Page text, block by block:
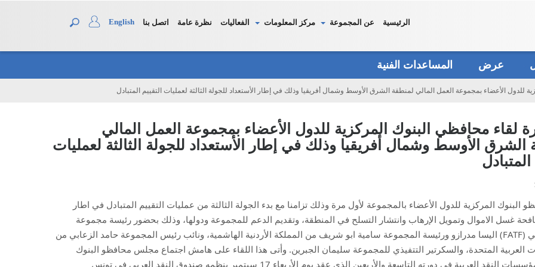
الرئيسية
عن المجموعة مركز المعلومات الفعاليات نظرة عامة اتصل بنا English
عرض المساعدات الفنية
للدول الأعضاء بمجموعة العمل المالي لمنطقة الشرق الأوسط وشمال أفريقيا وذلك في إطار الأستعداد للجولة الثالثة لعمليات التقييم المتبادل
لقاء محافظي البنوك المركزية للدول الأعضاء بمجموعة العمل المالي
الشرق الأوسط وشمال أفريقيا وذلك في إطار الأستعداد للجولة الثالثة لعمليات
البنوك المركزية للدول الأعضاء بالمجموعة لأول مرة وذلكتزامنا مع بدء الجولة الثالثة من عمليات التقييم المتبادل في اطار
غسل الاموال وتمويل الإرهاب وانتشار التسلح في المنطقة، وتقديم الدعم للمجموعة ودولها، وذلك بحضور رئيسة مجموعة
(
FATF
) اليسا مدرازو ورئيسة المجموعة سامية ابو شريف من المملكة الأردنية الهاشمية، ونائب رئيس المجموعة حامد الزعابي من
العربية المتحدة، والسكرتير التتفيذي للمجموعة سليمان الجبرين. وأتى هذا اللقاء على هامش اجتماع مجلس محافظو البنوك
النقد العربية في دورته التاسعة والأربعين الذي عقد يوم الأربعاء 17 سبتمبر ينظمه صندوق النقد العربي في تونس